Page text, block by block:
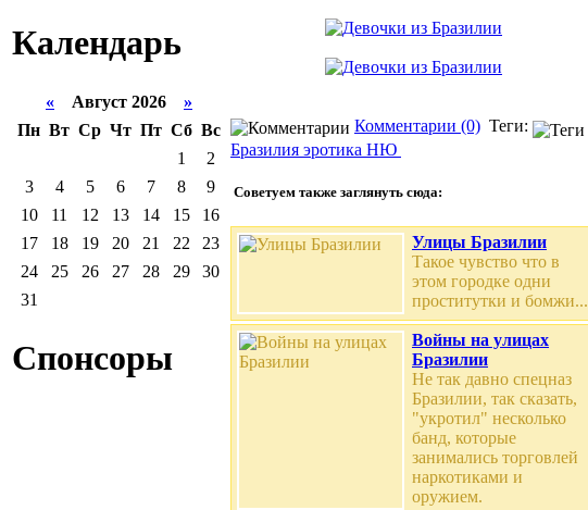
Календарь
« Август 2026 »
Пн Вт Ср Чт Пт Сб Вс
1
2
3
4 5 6 7 8
9
10
11 12 13 14 15
16
17
18 19 20 21 22
23
24
25 26 27 28 29
30
31
Спонсоры
Комментарии (0) Теги:
Бразилия эротика НЮ
Советуем также заглянуть сюда:
Улицы Бразилии
Такое чувство что в
этом городке одни
проститутки и бомжи...
Войны на улицах
Бразилии
Не так давно спецназ
Бразилии, так сказать,
"укротил" несколько
банд, которые
занимались торговлей
наркотиками и
оружием.